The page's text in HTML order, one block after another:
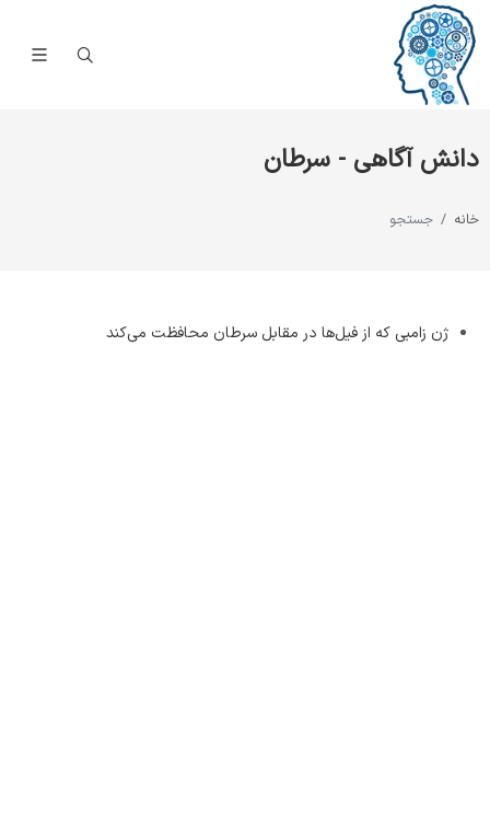
دانش آگاهی - سرطان
خانه جستجو
ژن زامبی که از فیل‌ها در مقابل سرطان محافظت می‌کند